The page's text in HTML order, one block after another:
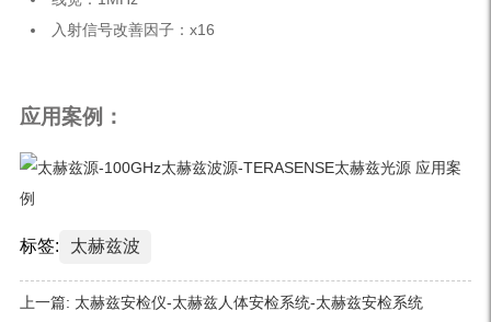
入射信号改善因子：x16
应用案例：
标签: 太赫兹波
上一篇: 太赫兹安检仪-太赫兹人体安检系统-太赫兹安检系统